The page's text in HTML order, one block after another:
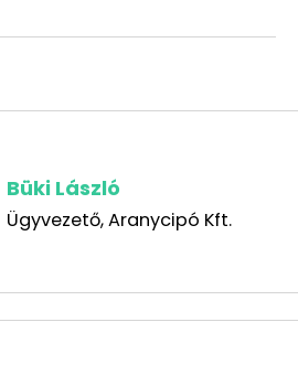
Büki László
Ügyvezető, Aranycipó Kft.